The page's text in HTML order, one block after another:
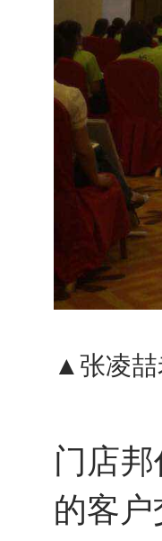
▲ 张凌
门店
的客